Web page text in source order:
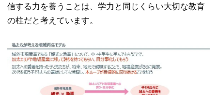
信する力を養うことは、学力と同じくらい大切な教育
の柱だと考えています。